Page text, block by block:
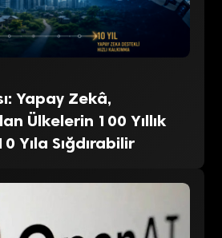
Yapay Zekâ,
Ülkelerin 100 Yıllık
Yıla Sığdırabilir